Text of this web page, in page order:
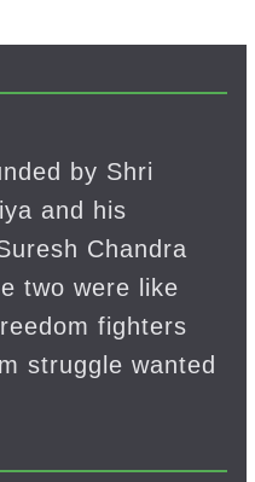
by Shri
and his
Chandra
two were like
fighters
struggle wanted